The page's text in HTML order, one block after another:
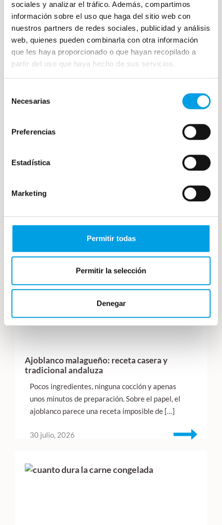
sociales y analizar el tráfico. Además, compartimos
información sobre el uso que haga del sitio web con
nuestros partners de redes sociales, publicidad y análisis
web, quienes pueden combinarla con otra información
que les haya proporcionado o que hayan recopilado a
partir del uso que haya hecho de sus servicios.
Necesarias
Preferencias
Estadística
Marketing
Permitir todas
Permitir la selección
Denegar
Presume de que tu restaurante es el mejor
de Málaga añadiendo estas recetas junto con
los mejores ingredientes a tu carta.
EnCocelang
todas estas recetas, si los quieres en tu
Ajoblanco malagueño: receta casera y
tradicional andaluza
Pocos ingredientes, ninguna cocción y apenas
unos minutos de preparación. Sobre el papel, el
ajoblanco parece una receta imposible de […]
30 julio, 2026